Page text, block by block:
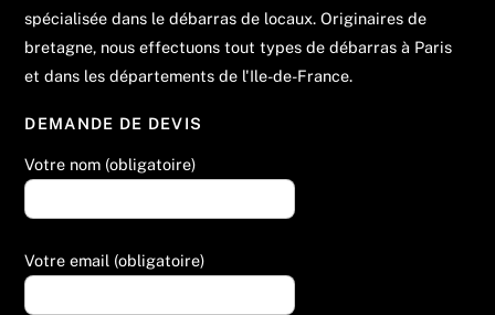
spécialisée dans le débarras de locaux. Originaires de
bretagne, nous effectuons tout types de débarras à Paris
et dans les départements de l'Ile-de-France.
DEMANDE DE DEVIS
Votre nom (obligatoire)
Votre email (obligatoire)